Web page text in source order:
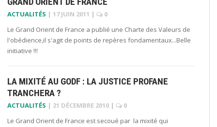
ACTUALITÉS | 17 JUIN 2011 |
0
Le Grand Orient de France a publié une Charte des Valeurs de
l'obédience,il s'agit de points de repères fondamentaux...Belle
initiative !!!
LA MIXITÉ AU GODF : LA JUSTICE PROFANE
TRANCHERA ?
ACTUALITÉS | 21 DÉCEMBRE 2010 |
0
Le Grand Orient de France est secoué par la mixité qui